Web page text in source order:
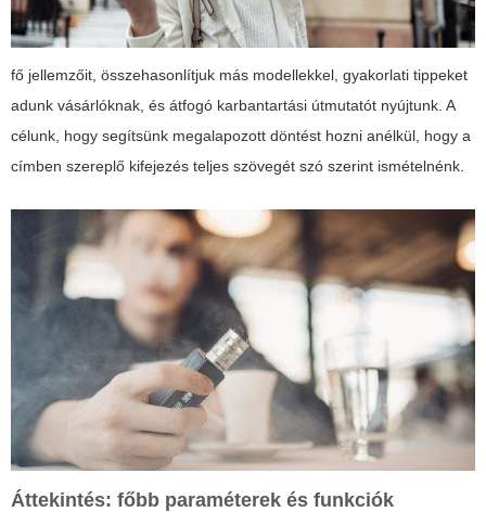
fő jellemzőit, összehasonlítjuk más modellekkel, gyakorlati tippeket
adunk vásárlóknak, és átfogó karbantartási útmutatót nyújtunk. A
célunk, hogy segítsünk megalapozott döntést hozni anélkül, hogy a
címben szereplő kifejezés teljes szövegét szó szerint ismételnénk.
Áttekintés: főbb paraméterek és funkciók